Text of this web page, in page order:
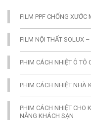
FILM PPF CHỐNG
FILM NỘI THẤT SOLUX
PHIM CÁCH NHIỆT Ô
PHIM CÁCH NHIỆT NHÀ
PHIM CÁCH NHIỆT CHO
NẮNG KHÁCH SẠN